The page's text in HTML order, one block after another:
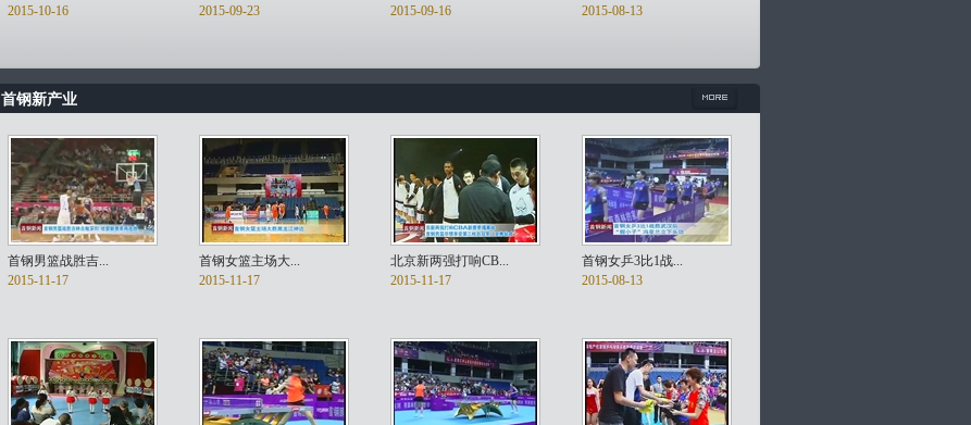
2015-10-16
2015-09-23
2015-09-16
2015-08-13
首钢新产业
首钢男篮战胜吉...
2015-11-17
首钢女篮主场大...
2015-11-17
北京新两强打响CB...
2015-11-17
首钢女乒3比1战...
2015-08-13